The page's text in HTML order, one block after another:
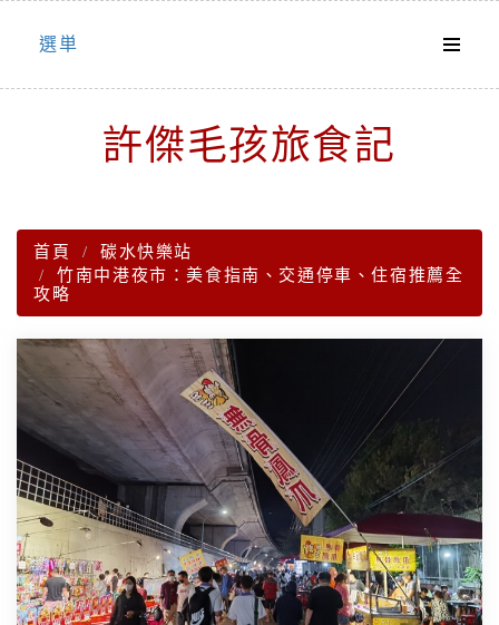
Skip
選単
許傑毛孩旅食記
首頁
碳水快樂站
竹南中港夜市：美食指南、交通停車、住宿推薦全
攻略